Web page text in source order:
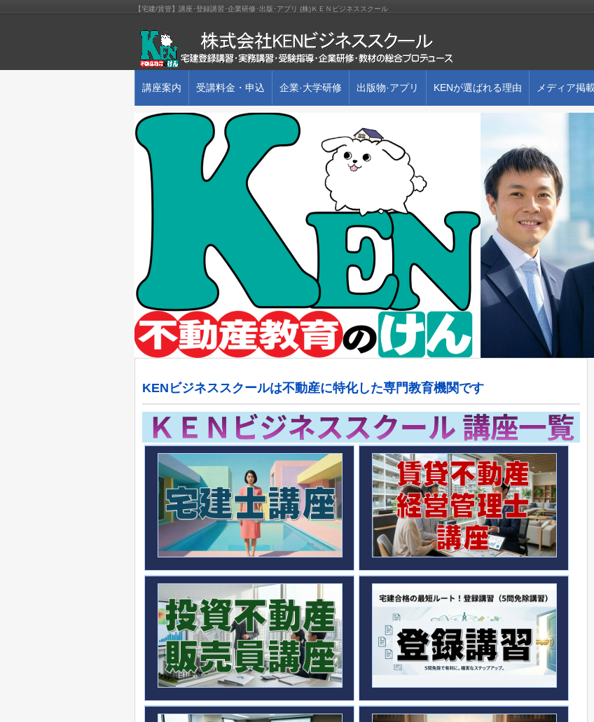
【宅建/賃管】講座･登録講習･企業研修･出版･アプリ (株)ＫＥＮビジネススクール
講座案内 受講料金・申込 企業·大学研修 出版物·アプリ KENが選ばれる理由 メディア掲載
KENビジネススクールは不動産に特化した専門教育機関です